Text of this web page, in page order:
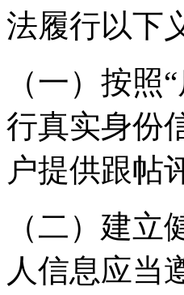
法履行以下
（一）按
行真实身份
户提供跟帖
（二）建
人信息应当